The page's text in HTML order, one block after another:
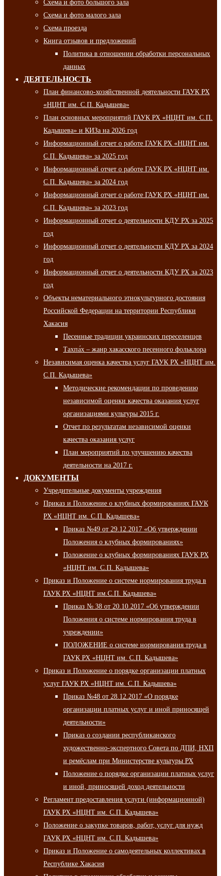
Схема и фото большого зала
Схема и фото малого зала
Схема проезда
Книга отзывов и предложений
Политика в отношении обработки персональных
данных
ДЕЯТЕЛЬНОСТЬ
План финансово-хозяйственной деятельности ГАУК РХ
«НЦНТ им. С.П. Кадышева»
План основных мероприятий ГАУК РХ «НЦНТ им. С.П.
Кадышева» и КИЗа на 2026 год
Информационный отчет о работе ГАУК РХ «НЦНТ им.
С.П. Кадышева» за 2025 год
Информационный отчет о работе ГАУК РХ «НЦНТ им.
С.П. Кадышева» за 2024 год
Информационный отчет о работе ГАУК РХ «НЦНТ им.
С.П. Кадышева» за 2023 год
Информационный отчет о деятельности КДУ РХ за 2025
год
Информационный отчет о деятельности КДУ РХ за 2024
год
Информационный отчет о деятельности КДУ РХ за 2023
год
Объекты нематериального этнокультурного достояния
Российской Федерации на территории Республики
Хакасия
Песенные традиции украинских переселенцев
Тахпа́х – жанр хакасского песенного фольклора
Независимая оценка качества услуг ГАУК РХ «НЦНТ им.
С.П. Кадышева»
Методические рекомендации по проведению
независимой оценки качества оказания услуг
организациями культуры 2015 г.
Отчет по результатам независимой оценки
качества оказания услуг
План мероприятий по улучшению качества
деятельности на 2017 г.
ДОКУМЕНТЫ
Учредительные документы учреждения
Приказ и Положение о клубных формированиях ГАУК
РХ «НЦНТ им. С.П. Кадышева»
Приказ №49 от 29.12.2017 «Об утверждении
Положения о клубных формированиях»
Положение о клубных формированиях ГАУК РХ
«НЦНТ им. С.П. Кадышева»
Приказ и Положение о системе нормирования труда в
ГАУК РХ «НЦНТ им.С.П. Кадышева»
Приказ № 38 от 20.10.2017 «Об утверждении
Положения о системе нормирования труда в
учреждении»
ПОЛОЖЕНИЕ о системе нормирования труда в
ГАУК РХ «НЦНТ им. С.П. Кадышева»
Приказ и Положение о порядке организации платных
услуг ГАУК РХ «НЦНТ им. С.П. Кадышева»
Приказ №48 от 28.12.2017 «О порядке
организации платных услуг и иной приносящей
деятельности»
Приказ о создании республиканского
художественно-экспертного Совета по ДПИ, НХП
и ремёслам при Министерстве культуры РХ
Положение о порядке организации платных услуг
и иной, приносящей доход деятельности
Регламент предоставления услуги (информационной)
ГАУК РХ «НЦНТ им. С.П. Кадышева»
Положение о закупке товаров, работ, услуг для нужд
ГАУК РХ «НЦНТ им. С.П. Кадышева»
Приказ и Положение о самодеятельных коллективах в
Республике Хакасия